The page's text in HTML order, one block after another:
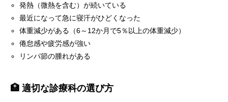
発熱（微熱を含む）が続いている
最近になって急に寝汗がひどくなった
体重減少がある（6～12か月で5％以上の体重減少）
倦怠感や疲労感が強い
リンパ節の腫れがある
🏥 適切な診療科の選び方